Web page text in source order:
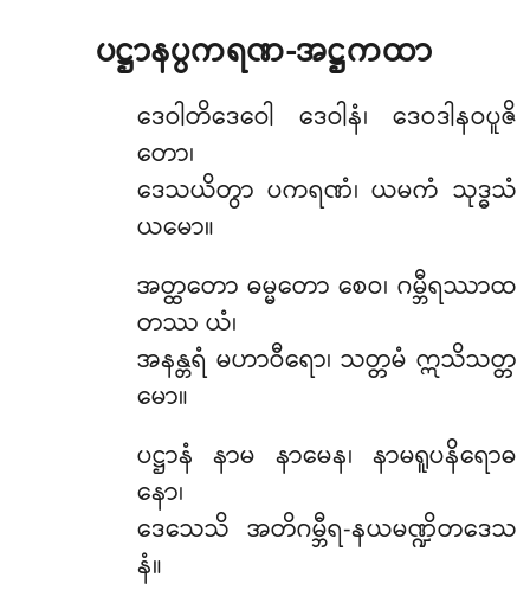
ပဋ္ဌာနပ္ပကရဏ-အဋ္ဌကထာ
ဒေဝါတိဒေဝေါ ဒေဝါနံ၊ ဒေဝဒါနဝပူဇိ
တော၊
ဒေသယိတွာ ပကရဏံ၊ ယမကံ သုဒ္ဓသံ
ယမော။
အတ္ထတော ဓမ္မတော စေဝ၊ ဂမ္ဘီရဿာထ
တဿ ယံ၊
အနန္တရံ မဟာဝီရော၊ သတ္တမံ ဣသိသတ္တ
မော။
ပဋ္ဌာနံ နာမ နာမေန၊ နာမရူပနိရောဓ
နော၊
ဒေသေသိ အတိဂမ္ဘီရ-နယမဏ္ဍိတဒေသ
နံ။